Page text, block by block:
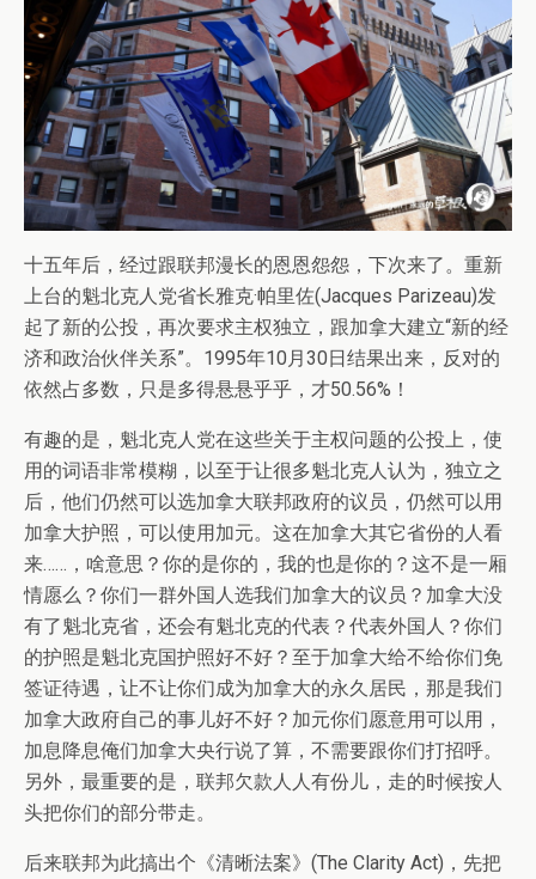
十五年后，经过跟联邦漫长的恩恩怨怨，下次来了。重新
上台的魁北克人党省长雅克·帕里佐(Jacques Parizeau)发
起了新的公投，再次要求主权独立，跟加拿大建立“新的经
济和政治伙伴关系”。1995年10月30日结果出来，反对的
依然占多数，只是多得悬悬乎乎，才50.56%！
有趣的是，魁北克人党在这些关于主权问题的公投上，使
用的词语非常模糊，以至于让很多魁北克人认为，独立之
后，他们仍然可以选加拿大联邦政府的议员，仍然可以用
加拿大护照，可以使用加元。这在加拿大其它省份的人看
来……，啥意思？你的是你的，我的也是你的？这不是一厢
情愿么？你们一群外国人选我们加拿大的议员？加拿大没
有了魁北克省，还会有魁北克的代表？代表外国人？你们
的护照是魁北克国护照好不好？至于加拿大给不给你们免
签证待遇，让不让你们成为加拿大的永久居民，那是我们
加拿大政府自己的事儿好不好？加元你们愿意用可以用，
加息降息俺们加拿大央行说了算，不需要跟你们打招呼。
另外，最重要的是，联邦欠款人人有份儿，走的时候按人
头把你们的部分带走。
后来联邦为此搞出个《清晰法案》(The Clarity Act)，先把